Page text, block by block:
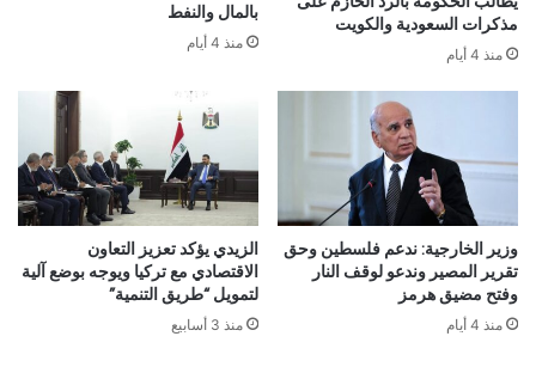
مذكرات السعودية والكويت
منذ 4 أيام
بالمال والنفط
منذ 4 أيام
وزير الخارجية: ندعم فلسطين وحق
تقرير المصير وندعو لوقف النار
وفتح مضيق هرمز
منذ 4 أيام
الزيدي يؤكد تعزيز التعاون
الاقتصادي مع تركيا ويوجه بوضع آلية
لتمويل “طريق التنمية”
منذ 3 أسابيع